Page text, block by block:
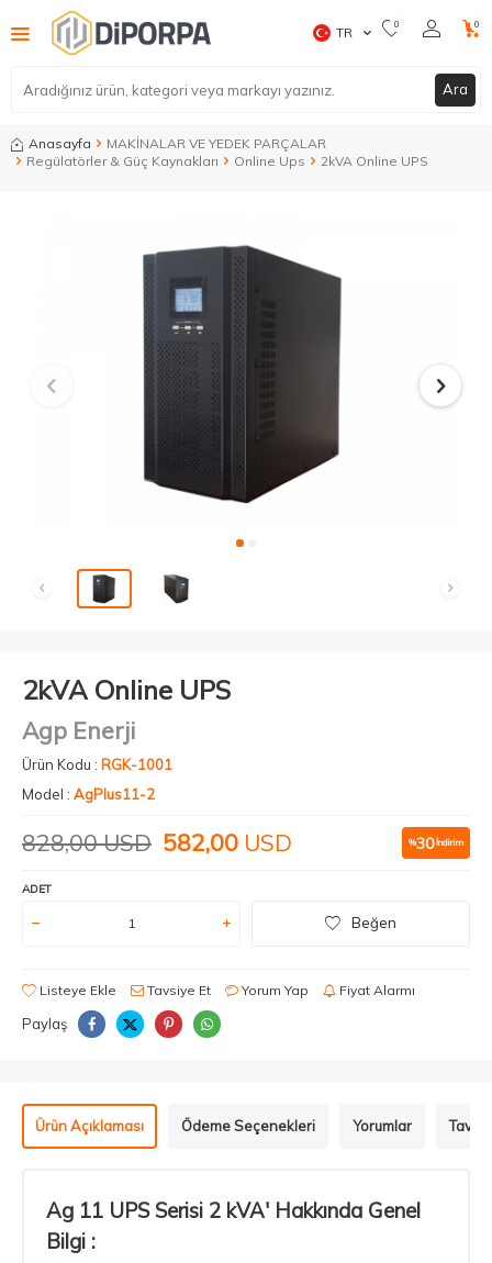
Ara
TR 0 0
Anasayfa
MAKİNALAR VE YEDEK PARÇALAR
Regülatörler & Güç Kaynakları
Online Ups 2kVA Online UPS
2kVA Online UPS
Agp Enerji
Ürün Kodu : RGK-1001
Model : AgPlus11-2
828,00USD 582,00 USD %30İndirim
ADET
Beğen
Listeye Ekle Tavsiye Et Yorum Yap Fiyat Alarmı
Paylaş
Ürün Açıklaması Ödeme Seçenekleri Yorumlar
Ag 11 UPS Serisi 2 kVA' Hakkında Genel
Bilgi :